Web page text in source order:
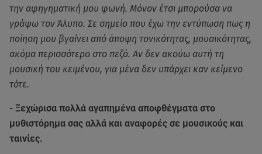
την αφηγηματική μου φωνή. Μόνον έτσι μπορούσα να
γράψω τον Άλυπο. Σε σημείο που έχω την εντύπωση πως η
ποίηση μου βγαίνει από άποψη τονικότητας, μουσικότητας,
ακόμα περισσότερο στο πεζό. Αν δεν ακούω αυτή τη
μουσική του κειμένου, για μένα δεν υπάρχει καν κείμενο
τότε.
- Ξεχώρισα πολλά αγαπημένα αποφθέγματα στο
μυθιστόρημα σας αλλά και αναφορές σε μουσικούς και
ταινίες.